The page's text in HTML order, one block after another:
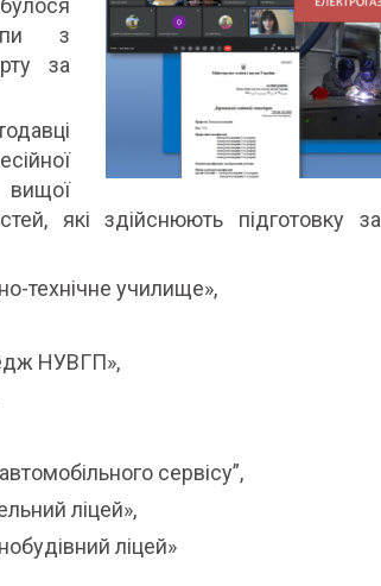
з
за
вищої
які здійснюють підготовку
технічне училище»,
НУВГП»,
сервісу”,
ліцей»,
ліцей»